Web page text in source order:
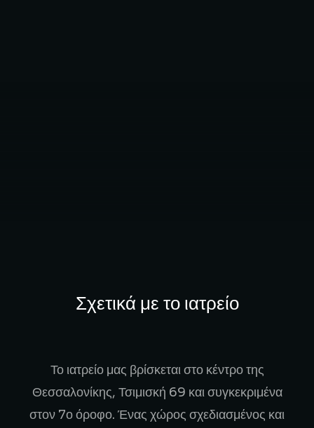
Σχετικά με το ιατρείο
Το ιατρείο μας βρίσκεται στο κέντρο της
Θεσσαλονίκης, Τσιμισκή 69 και συγκεκριμένα
στον 7ο όροφο. Ένας χώρος σχεδιασμένος και